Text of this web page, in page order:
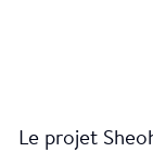
Le projet